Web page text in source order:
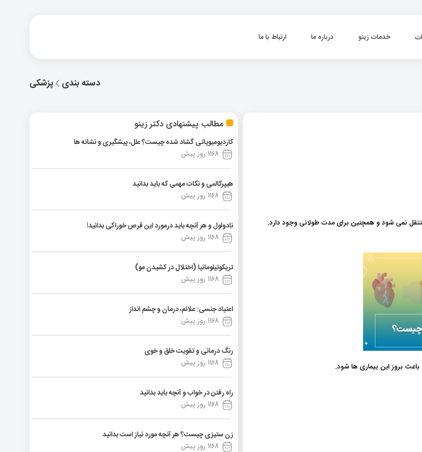
خدمات زینو درباره ما ارتباط با ما
پزشکی دسته بندی
مطالب پیشنهادی دکتر زینو
کاردیومیوپاتی گشاد شده چیست؟ علل، پیشگیری و نشانه ها
1168 روز پیش
هیپرکالمی و نکات مهمی که باید بدانید
1168 روز پیش
نادولول و هر آنچه باید درمورد این قرص خوراکی بدانید!
1168 روز پیش
تریکوتیلومانیا (اختلال در کشیدن مو)
1168 روز پیش
اعتیاد جنسی: علائم، درمان و چشم انداز
1168 روز پیش
رنگ درمانی و تقویت خلق و خوی
1168 روز پیش
راه رفتن در خواب و آنچه باید بدانید
1168 روز پیش
زن ستیزی چیست؟ هر آنچه مورد نیاز است بدانید
1168 روز پیش
نمی شود و همچنین برای مدت طولانی وجود دارد.
بروز این بیماری ها شود.